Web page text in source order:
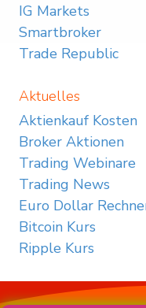
IG Markets
Smartbroker
Trade Republic
Aktuelles
Aktienkauf Kosten
Broker Aktionen
Trading Webinare
Trading News
Euro Dollar
Bitcoin Kurs
Ripple Kurs